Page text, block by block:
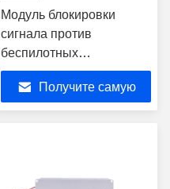
Модуль блокировки
сигнала против
беспилотных
летательных аппаратов
Мобильное устройство
блокировки 40 Вт 2400-
Получите самую